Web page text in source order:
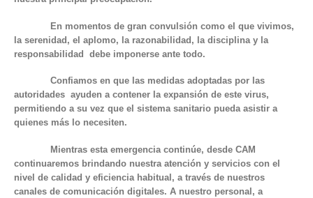
En momentos de gran convulsión como el que vivimos,
la serenidad, el aplomo, la razonabilidad, la disciplina y la
responsabilidad debe imponerse ante todo.
Confiamos en que las medidas adoptadas por las
autoridades ayuden a contener la expansión de este virus,
permitiendo a su vez que el sistema sanitario pueda asistir a
quienes más lo necesiten.
Mientras esta emergencia continúe, desde CAM
continuaremos brindando nuestra atención y servicios con el
nivel de calidad y eficiencia habitual, a través de nuestros
canales de comunicación digitales. A nuestro personal, a